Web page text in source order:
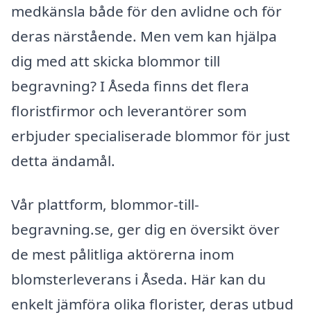
medkänsla både för den avlidne och för
deras närstående. Men vem kan hjälpa
dig med att skicka blommor till
begravning? I Åseda finns det flera
floristfirmor och leverantörer som
erbjuder specialiserade blommor för just
detta ändamål.
Vår plattform, blommor-till-
begravning.se, ger dig en översikt över
de mest pålitliga aktörerna inom
blomsterleverans i Åseda. Här kan du
enkelt jämföra olika florister, deras utbud